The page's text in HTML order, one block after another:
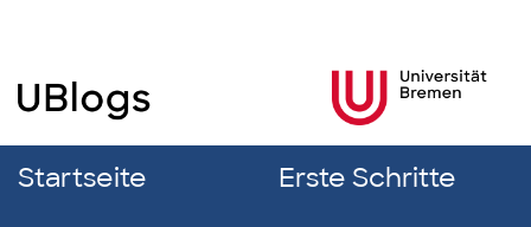
Startseite Erste Schritte